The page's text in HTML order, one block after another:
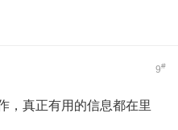
9#
，真正有用的信息都在里